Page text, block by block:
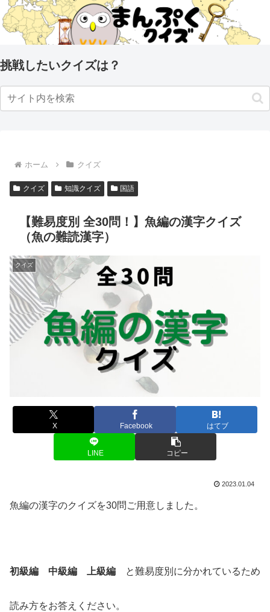
挑戦したいクイズは？
ホーム クイズ
クイズ 知識クイズ 国語
【難易度別 全30問！】魚編の漢字クイズ
（魚の難読漢字）
クイズ
X Facebook はてブ
LINE コピー
2023.01.04
魚編の漢字のクイズを30問ご用意しました。
初級編 中級編 上級編 と難易度別に分かれているため
読み方をお答えください。